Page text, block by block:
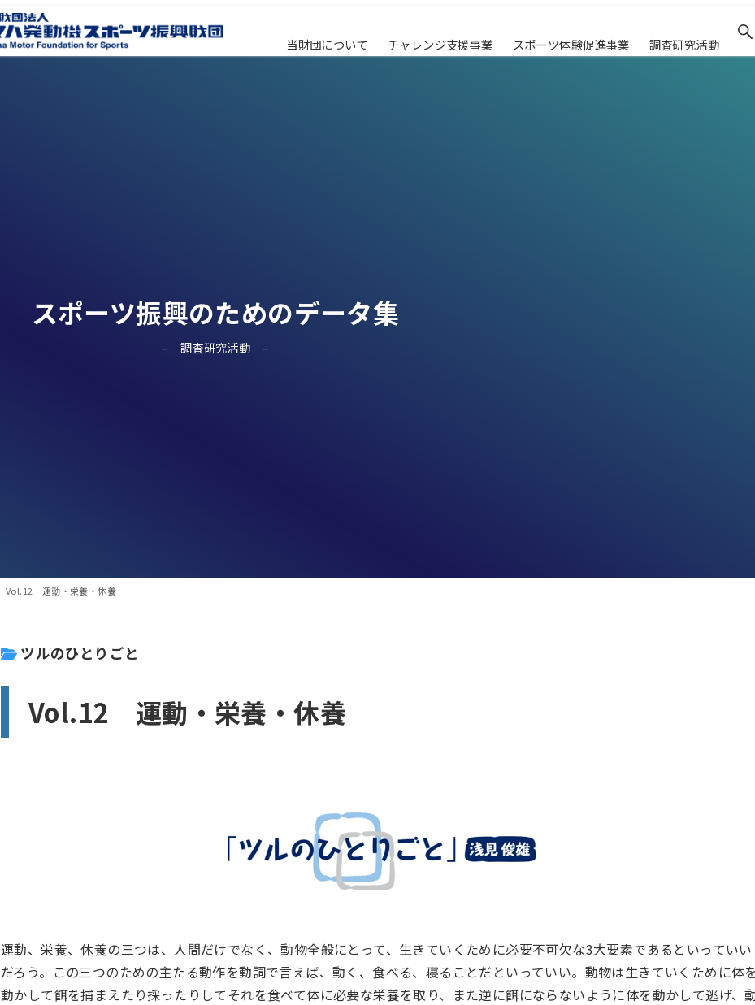
当財団について チャレンジ支援事業 スポーツ体験促進事業 調査研究活動
スポーツ振興のためのデータ集
調査研究活動
Vol.12 運動・栄養・休養
ツルのひとりごと
Vol.12 運動・栄養・休養
運動、栄養、休養の三つは、人間だけでなく、動物全般にとって、生きていくために必要不可欠な3大要素であるといっていい
だろう。この三つのための主たる動作を動詞で言えば、動く、食べる、寝ることだといっていい。動物は生きていくために体
動かして餌を捕まえたり採ったりしてそれを食べて体に必要な栄養を取り、また逆に餌にならないように体を動かして逃げ、